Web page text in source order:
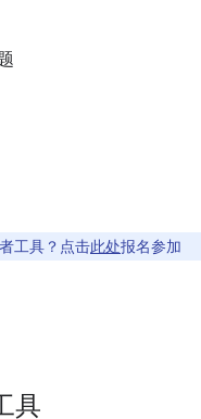
工具？点击此处报名参加
具